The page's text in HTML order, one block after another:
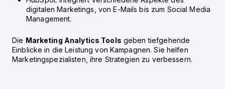
digitalen Marketings, von E-Mails bis zum Social Media
Management.
Die Marketing Analytics Tools geben tiefgehende
Einblicke in die Leistung von Kampagnen. Sie helfen
Marketingspezialisten, ihre Strategien zu verbessern.